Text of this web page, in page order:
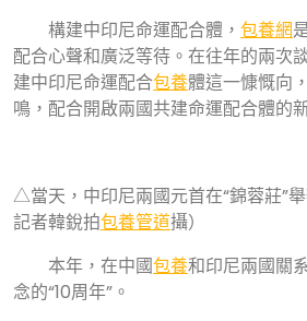
構建中印尼命運配合體， 包養網
配合心聲和廣泛等待。在往年的兩次
建中印尼命運配合包養體這一慷慨向
鳴，配合開啟兩國共建命運配合體的
△當天，中印尼兩國元首在“錦蓉莊”
記者韓銳拍包養管道攝）
本年，在中國包養和印尼兩國關
念的“10周年”。